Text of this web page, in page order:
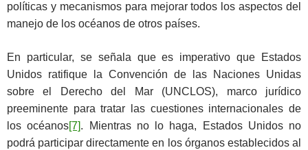
políticas y mecanismos para mejorar todos los aspectos del
manejo de los océanos de otros países.
En particular, se señala que es imperativo que Estados
Unidos ratifique la Convención de las Naciones Unidas
sobre el Derecho del Mar (UNCLOS), marco jurídico
preeminente para tratar las cuestiones internacionales de
los océanos[7]. Mientras no lo haga, Estados Unidos no
podrá participar directamente en los órganos establecidos al